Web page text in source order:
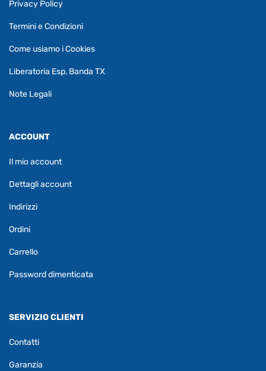
Privacy Policy
Termini e Condizioni
Come usiamo i Cookies
Liberatoria Esp, Banda TX
Note Legali
ACCOUNT
Il mio account
Dettagli account
Indirizzi
Ordini
Carrello
Password dimenticata
SERVIZIO CLIENTI
Contatti
Garanzia